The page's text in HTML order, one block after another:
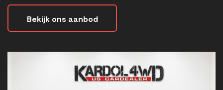
Bekijk ons aanbod